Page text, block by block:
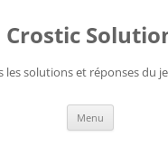
Crostic
les solutions et réponses du
Menu